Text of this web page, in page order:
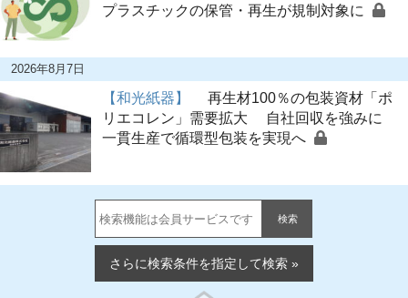
プラスチックの保管・再生が規制対象に
2026年8月7日
【和光紙器】
再生材100％の包装資材「ポ
リエコレン」需要拡大 自社回収を強みに
一貫生産で循環型包装を実現へ
検索
さらに検索条件を指定して検索 »